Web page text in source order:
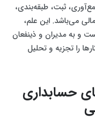
ثبت، طبقه‌بندی،
می‌باشد. این علم،
و به مدیران و ذینفعان
را تجزیه و تحلیل
حسابداری